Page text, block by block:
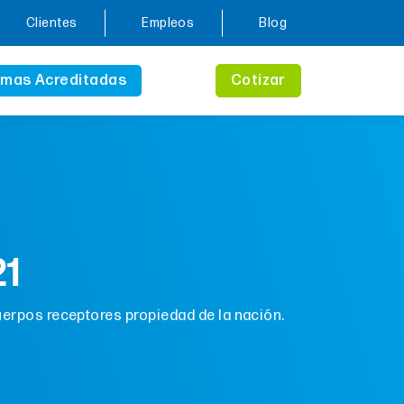
Clientes Empleos Blog
Acreditadas Cotizar
receptores propiedad de la nación.